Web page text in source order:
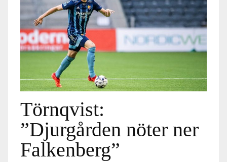
Törnqvist:
”Djurgården nöter ner
Falkenberg”